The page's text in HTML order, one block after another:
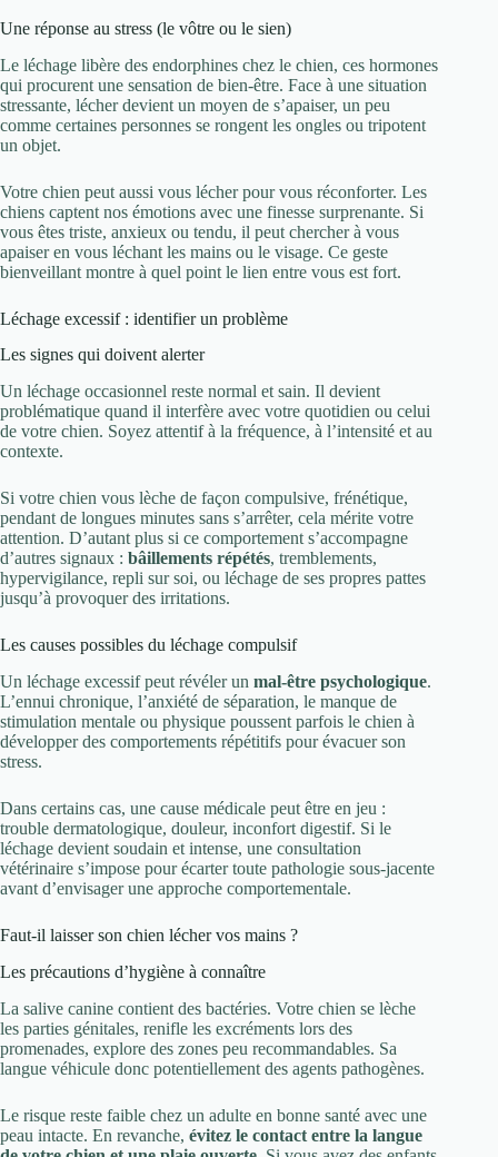
Une réponse au stress (le vôtre ou le sien)
Le léchage libère des endorphines chez le chien, ces hormones
qui procurent une sensation de bien-être. Face à une situation
stressante, lécher devient un moyen de s’apaiser, un peu
comme certaines personnes se rongent les ongles ou tripotent
un objet.
Votre chien peut aussi vous lécher pour vous réconforter. Les
chiens captent nos émotions avec une finesse surprenante. Si
vous êtes triste, anxieux ou tendu, il peut chercher à vous
apaiser en vous léchant les mains ou le visage. Ce geste
bienveillant montre à quel point le lien entre vous est fort.
Léchage excessif : identifier un problème
Les signes qui doivent alerter
Un léchage occasionnel reste normal et sain. Il devient
problématique quand il interfère avec votre quotidien ou celui
de votre chien. Soyez attentif à la fréquence, à l’intensité et au
contexte.
Si votre chien vous lèche de façon compulsive, frénétique,
pendant de longues minutes sans s’arrêter, cela mérite votre
attention. D’autant plus si ce comportement s’accompagne
d’autres signaux : bâillements répétés, tremblements,
hypervigilance, repli sur soi, ou léchage de ses propres pattes
jusqu’à provoquer des irritations.
Les causes possibles du léchage compulsif
Un léchage excessif peut révéler un mal-être psychologique.
L’ennui chronique, l’anxiété de séparation, le manque de
stimulation mentale ou physique poussent parfois le chien à
développer des comportements répétitifs pour évacuer son
stress.
Dans certains cas, une cause médicale peut être en jeu :
trouble dermatologique, douleur, inconfort digestif. Si le
léchage devient soudain et intense, une consultation
vétérinaire s’impose pour écarter toute pathologie sous-jacente
avant d’envisager une approche comportementale.
Faut-il laisser son chien lécher vos mains ?
Les précautions d’hygiène à connaître
La salive canine contient des bactéries. Votre chien se lèche
les parties génitales, renifle les excréments lors des
promenades, explore des zones peu recommandables. Sa
langue véhicule donc potentiellement des agents pathogènes.
Le risque reste faible chez un adulte en bonne santé avec une
peau intacte. En revanche, évitez le contact entre la langue